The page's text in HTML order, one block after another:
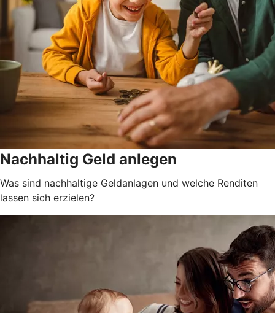
Nachhaltig Geld anlegen
Was sind nachhaltige Geldanlagen und welche Renditen
lassen sich erzielen?